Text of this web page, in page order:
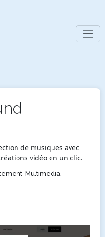
de musiques avec
vidéo en un clic.
Multimedia,